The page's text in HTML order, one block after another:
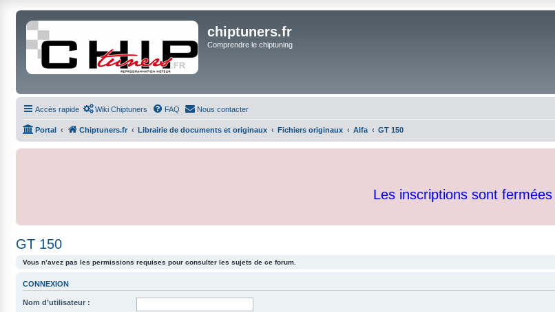
chiptuners.fr
Comprendre le chiptuning
Accès rapide Wiki Chiptuners FAQ Nous contacter
Portal Chiptuners.fr Librairie de documents et originaux Fichiers originaux Alfa GT 150
Les inscriptions sont fermées
GT 150
Vous n’avez pas les permissions requises pour consulter les sujets de ce forum.
CONNEXION
Nom d’utilisateur :